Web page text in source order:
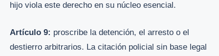
hijo viola este derecho en su núcleo esencial.
Artículo 9: proscribe la detención, el arresto o el
destierro arbitrarios. La citación policial sin base legal